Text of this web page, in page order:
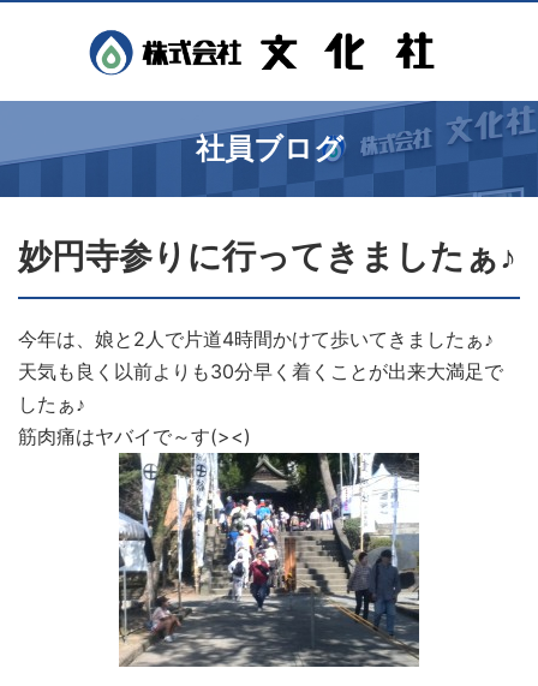
社員ブログ
妙円寺参りに行ってきましたぁ♪
今年は、娘と2人で片道4時間かけて歩いてきましたぁ♪
天気も良く以前よりも30分早く着くことが出来大満足で
したぁ♪
筋肉痛はヤバイで～す(><)